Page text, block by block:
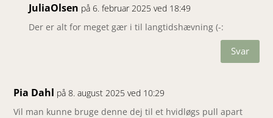
JuliaOlsen på 6. februar 2025 ved 18:49
Der er alt for meget gær i til langtidshævning (-:
Svar
Pia Dahl på 8. august 2025 ved 10:29
Vil man kunne bruge denne dej til et hvidløgs pull apart